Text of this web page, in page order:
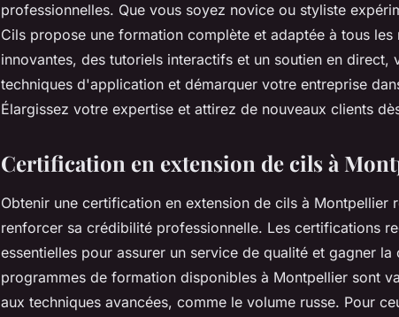
professionnelles. Que vous soyez novice ou styliste
Cils propose une formation complète et adaptée à tous
innovantes, des tutoriels interactifs et un soutien en direct,
techniques d'application et démarquer votre entreprise
Élargissez votre expertise et attirez de nouveaux clients
Certification en extension de cils à
Obtenir une certification en extension de cils à Montpellier
renforcer sa crédibilité professionnelle. Les certifications
essentielles pour assurer un service de qualité et gagner
programmes de formation disponibles à Montpellier sont
aux techniques avancées, comme le volume russe. Pour